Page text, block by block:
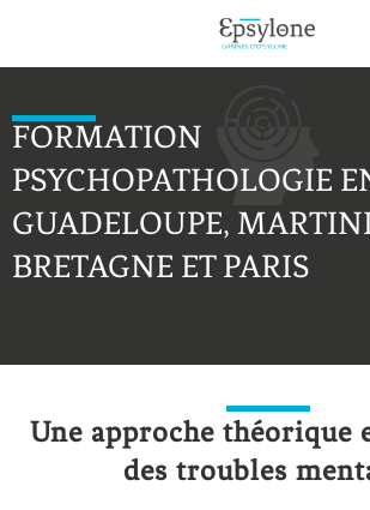
FORMATION
PSYCHOPATHOLOGIE
GUADELOUPE,
BRETAGNE ET PARIS
Une approche théorique
des troubles